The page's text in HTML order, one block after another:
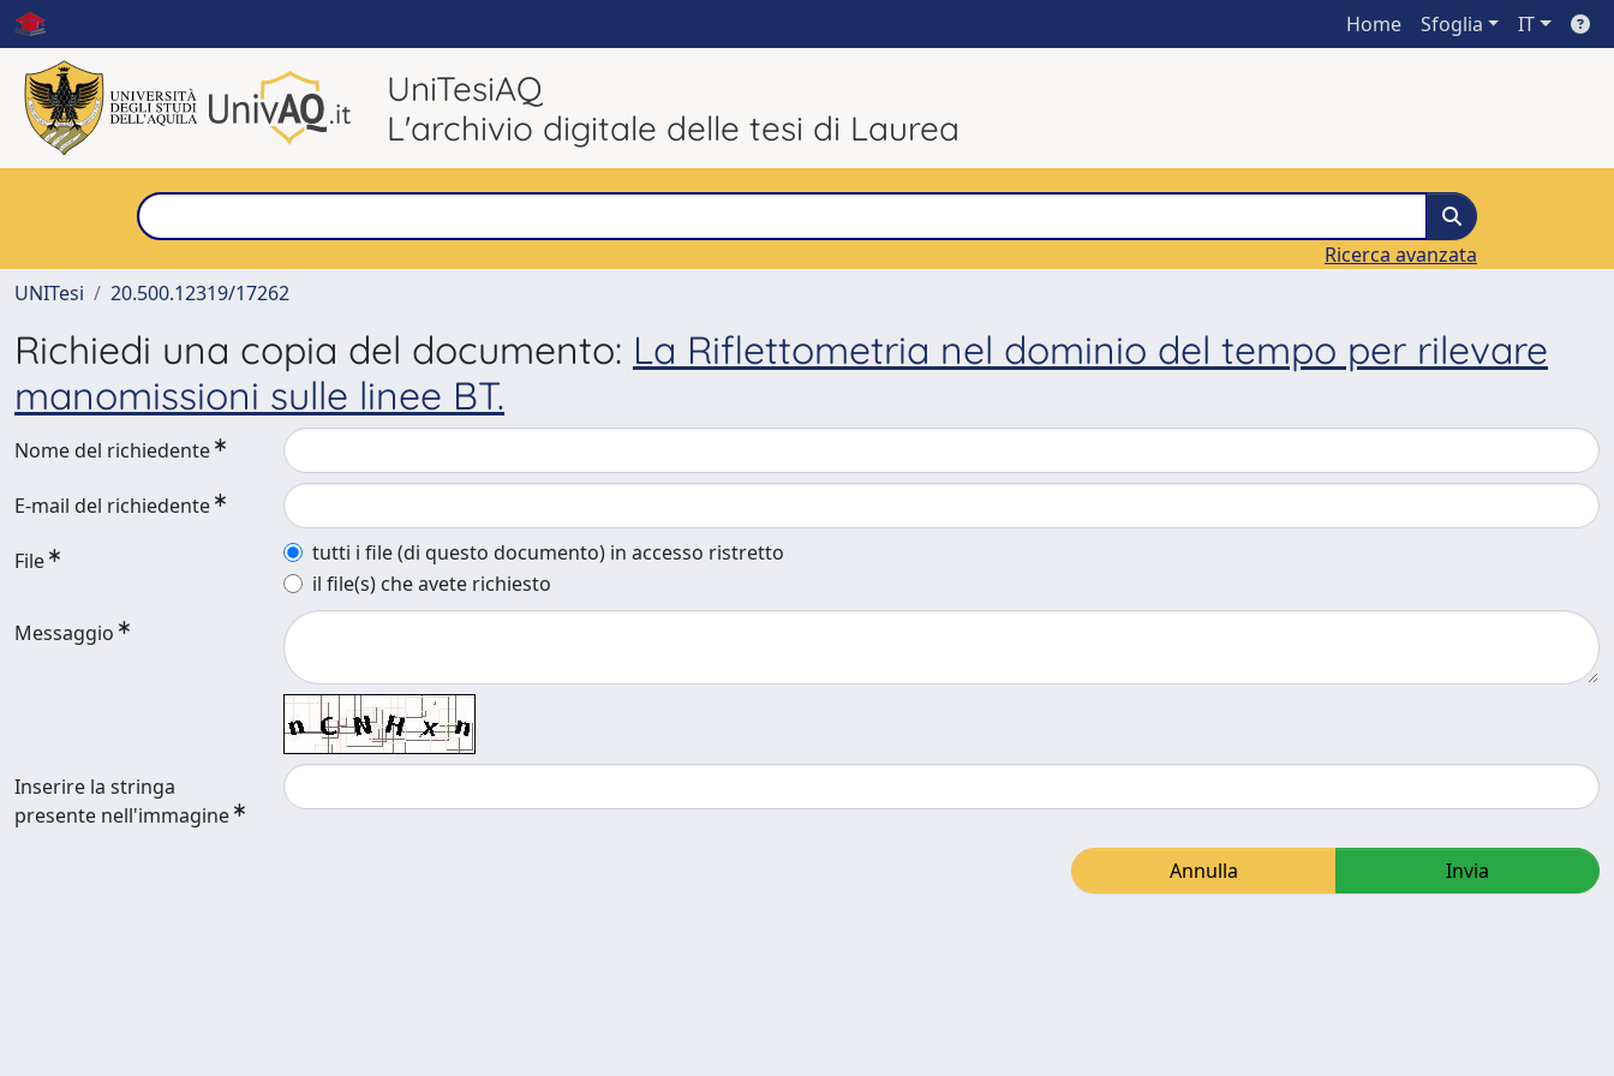
Home Sfoglia IT
UniTesiAQ
L'archivio digitale delle tesi di Laurea
Ricerca avanzata
UNITesi
20.500.12319/17262
Richiedi una copia del documento: La Riflettometria nel dominio del tempo per rilevare
manomissioni sulle linee BT.
Nome del richiedente
E-mail del richiedente
File
tutti i file (di questo documento) in accesso ristretto
il file(s) che avete richiesto
Messaggio
Inserire la stringa
presente nell'immagine
Annulla Invia